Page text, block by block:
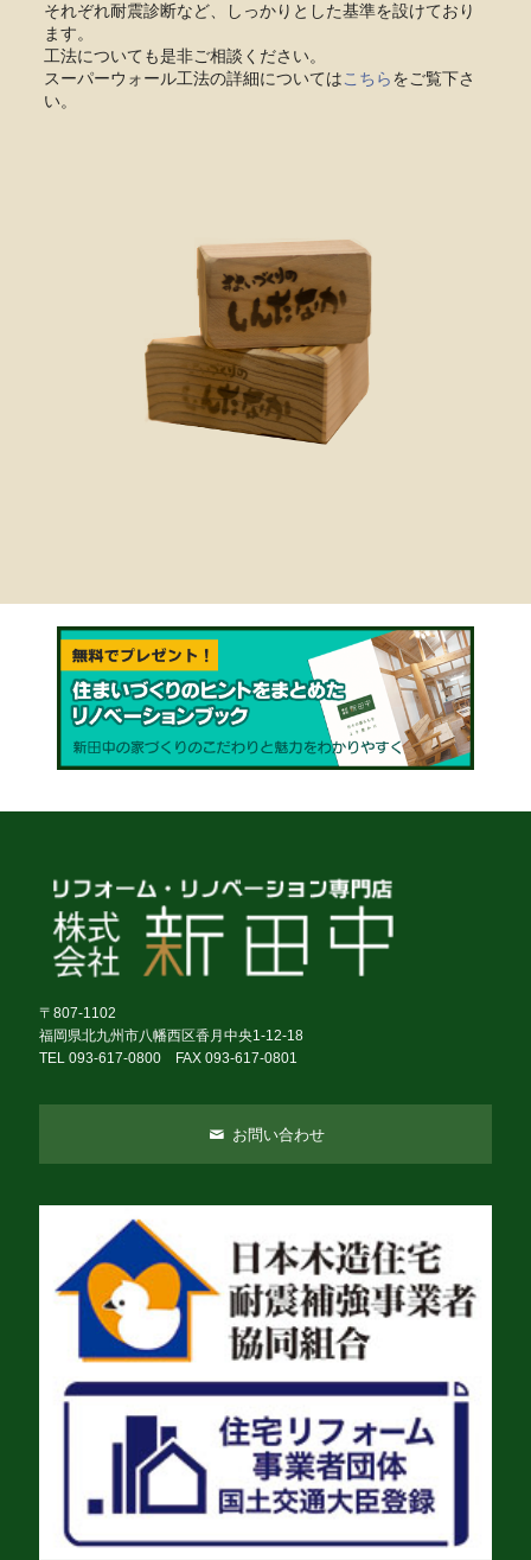
それぞれ耐震診断など、しっかりとした基準を設けており
ます。
工法についても是非ご相談ください。
スーパーウォール工法の詳細についてはこちらをご覧下さ
い。
〒807-1102
福岡県北九州市八幡西区香月中央1-12-18
TEL 093-617-0800 FAX 093-617-0801
お問い合わせ